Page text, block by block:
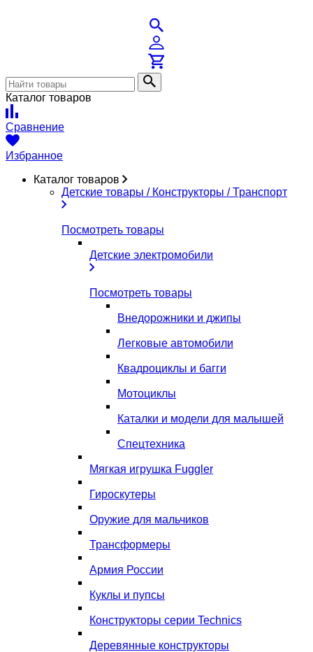
Каталог товаров
Сравнение
Избранное
Каталог товаров
Детские товары / Конструкторы / Транспорт
Посмотреть товары
Детские электромобили
Посмотреть товары
Внедорожники и джипы
Легковые автомобили
Квадроциклы и багги
Мотоциклы
Каталки и модели для малышей
Спецтехника
Мягкая игрушка Fuggler
Гироскутеры
Оружие для мальчиков
Трансформеры
Армия России
Куклы и пупсы
Конструкторы серии Technics
Деревянные конструкторы